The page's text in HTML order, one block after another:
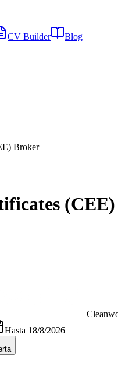
CV Builder Blog
Broker
Hasta 18/8/2026